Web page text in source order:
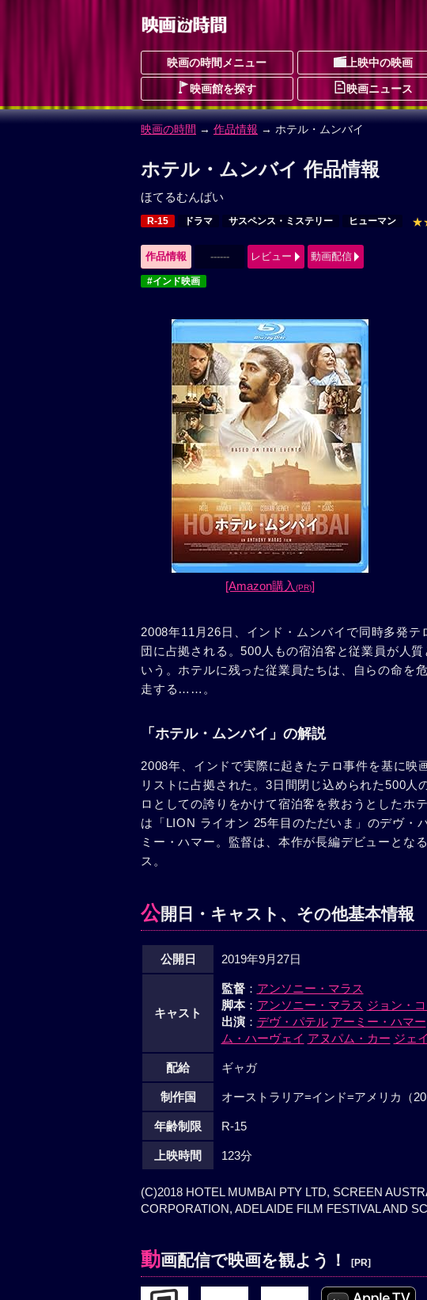
映画の時間メニュー 上映中の映画
映画館を探す 映画ニュース
映画の時間 → 作品情報 → ホテル・ムンバイ
ホテル・ムンバイ 作品情報
ほてるむんばい
R-15 ドラマ サスペンス・ミステリー ヒューマン
作品情報 ------ レビュー 動画配信
#インド映画
[Amazon購入(PR)]
2008年11月26日、インド・ムンバイで同時多発
団に占拠される。500人もの宿泊客と従業員が人
いう。ホテルに残った従業員たちは、自らの命を
走する……。
「ホテル・ムンバイ」の解説
2008年、インドで実際に起きたテロ事件を基に映
リストに占拠された。3日間閉じ込められた500
ロとしての誇りをかけて宿泊客を救おうとしたホ
は「LION ライオン 25年目のただいま」のデヴ・
ミー・ハマー。監督は、本作が長編デビューとな
ス。
公開日・キャスト、その他基本情報
公開日 2019年9月27日
キャスト
監督： アンソニー・マラス
脚本： アンソニー・マラス ジョン・
出演： デヴ・パテル アーミー・ハマー
ム・ハーヴェイ アヌパム・カー ジェ
配給 ギャガ
制作国 オーストラリア=インド=アメリカ（
年齢制限 R-15
上映時間 123分
(C)2018 HOTEL MUMBAI PTY LTD, SCREEN
CORPORATION, ADELAIDE FILM FESTIVAL AND
動画配信で映画を観よう！ [PR]